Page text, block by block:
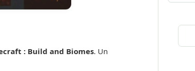
: Build and Biomes. Un